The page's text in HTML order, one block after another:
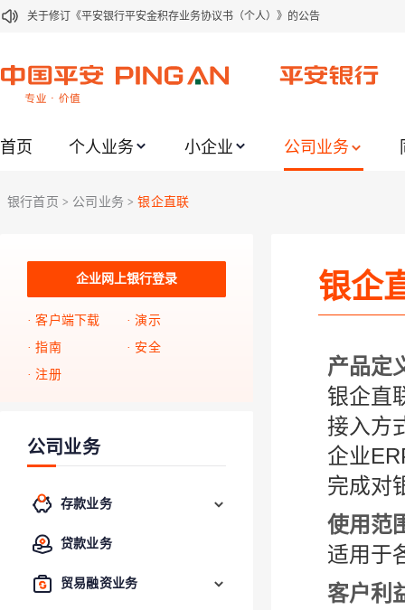
关于修订《平安银行平安金积存业务协议书（个人）》的公告
关于2021年劳动节期间代理贵金属业务风险提示的通知
关于加强代理贵金属业务风险防范的提示
关于进一步加强代理贵金属业务风险防范的提示
关于平安银行电子版信用卡更名为平安银行数字信用卡的公告
首页 个人业务 小企业 公司业务
银行首页 > 公司业务 > 银企直联
企业网上银行登录
客户端下载
演示
指南
安全
注册
公司业务
存款业务
贷款业务
贸易融资业务
银企
产品定
银企直
接入方
企业
完成对
使用范
适用于
客户利